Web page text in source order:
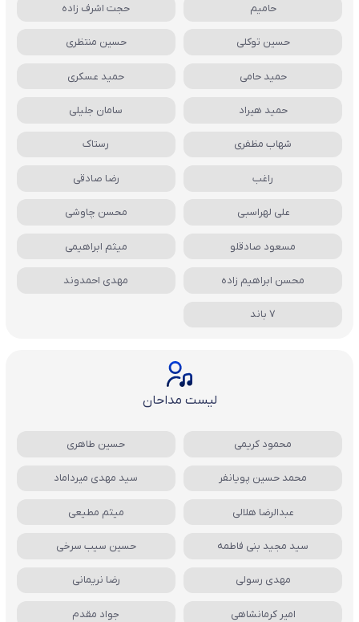
حامیم حجت اشرف زاده
حسین توکلی حسین منتظری
حمید حامی حمید عسکری
حمید هیراد سامان جلیلی
شهاب مظفری رستاک
راغب رضا صادقی
علی لهراسبی محسن چاوشی
مسعود صادقلو میثم ابراهیمی
محسن ابراهیم زاده مهدی احمدوند
7 باند
لیست مداحان
محمود کریمی حسین طاهری
محمد حسین پویانفر سید مهدی میرداماد
عبدالرضا هلالی میثم مطیعی
سید مجید بنی فاطمه حسین سیب سرخی
مهدی رسولی رضا نریمانی
امیر کرمانشاهی جواد مقدم